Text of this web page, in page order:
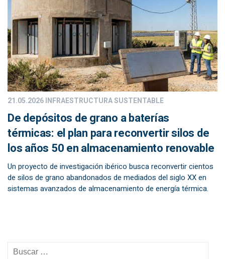
21.05.2026INFRAESTRUCTURA SUSTENTABLE
De depósitos de grano a baterías
térmicas: el plan para reconvertir silos de
los años 50 en almacenamiento renovable
Un proyecto de investigación ibérico busca reconvertir cientos
de silos de grano abandonados de mediados del siglo XX en
sistemas avanzados de almacenamiento de energía térmica.